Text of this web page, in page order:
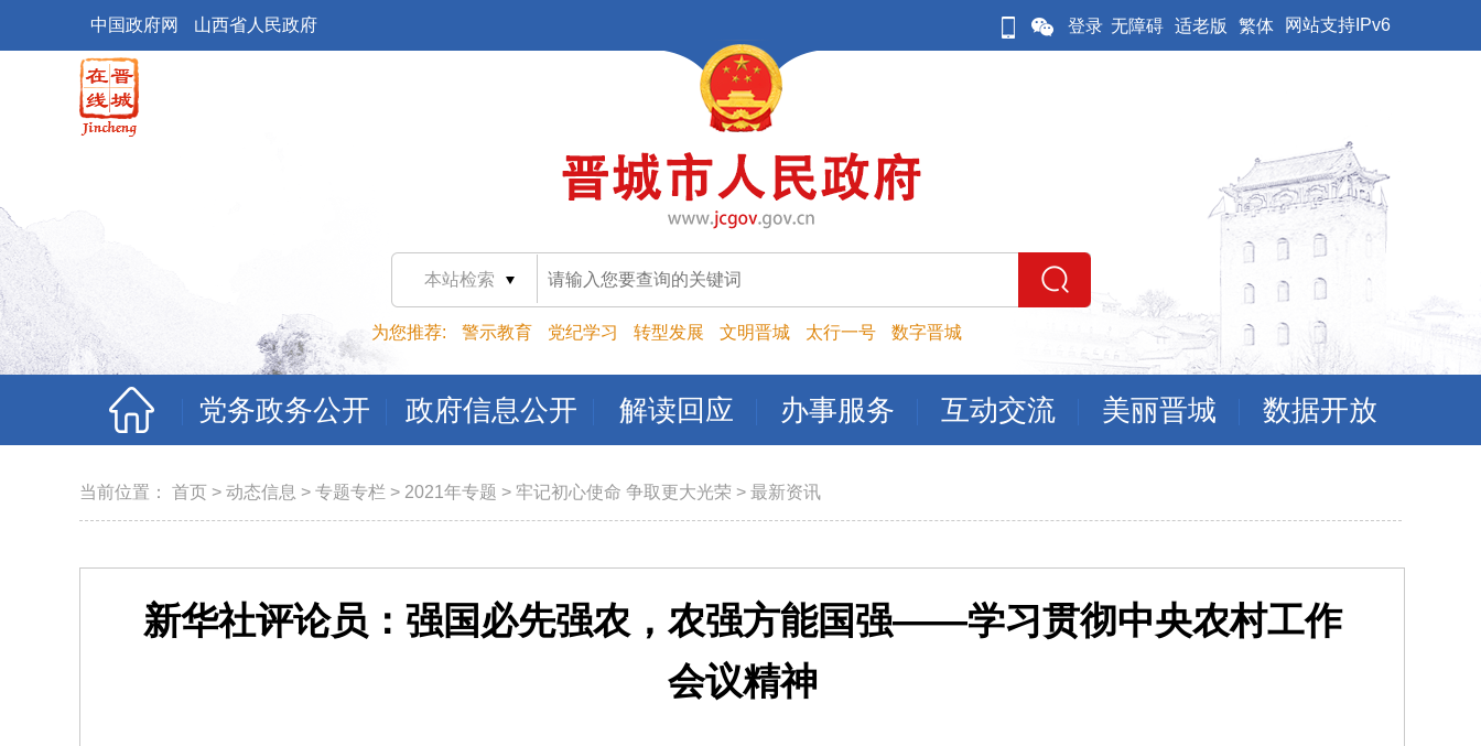
中国政府网 山西省人民政府 登录 无障碍 适老版 繁体 网站支持IPv6
本站检索
为您推荐: 警示教育 党纪学习 转型发展 文明晋城 太行一号 数字晋城
党务政务公开 政府信息公开 解读回应 办事服务 互动交流 美丽晋城 数据开放
当前位置： 首页 > 动态信息 > 专题专栏 > 2021年专题 > 牢记初心使命 争取更大光荣 > 最新资讯
新华社评论员：强国必先强农，农强方能国强——学习贯彻中央农村工作
会议精神